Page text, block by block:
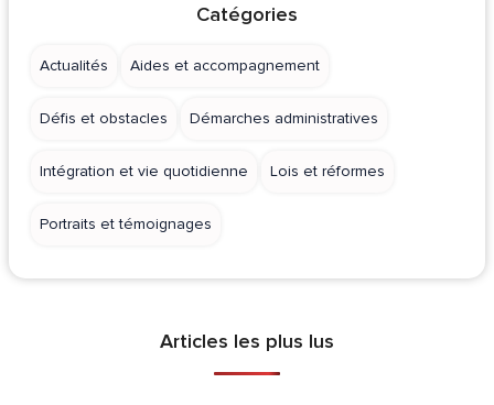
Catégories
Actualités Aides et accompagnement
Défis et obstacles Démarches administratives
Intégration et vie quotidienne Lois et réformes
Portraits et témoignages
Articles les plus lus